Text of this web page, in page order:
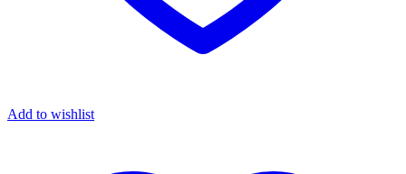
Add to wishlist